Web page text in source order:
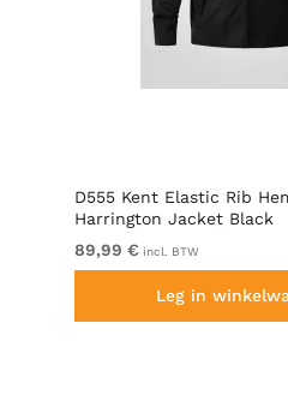
D555 Kent Elastic Rib
Harrington Jacket Black
89,99 € incl. BTW
Leg in